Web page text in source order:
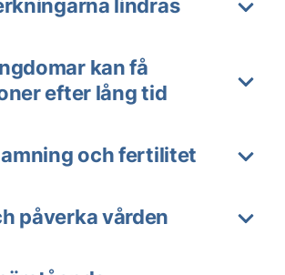
lindras
kan få
efter lång tid
och fertilitet
påverka vården